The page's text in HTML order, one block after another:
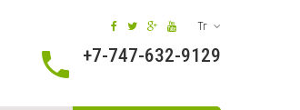
Тг
+7-747-632-9129